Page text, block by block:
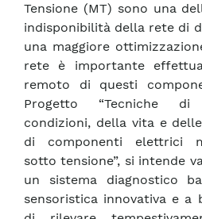
Tensione (MT) sono una
indisponibilità della rete di
una maggiore
rete è importante
remoto di questi
Progetto “Tecniche di
condizioni, della vita e
di componenti elettrici
sotto tensione”, si intende
un sistema diagnostico
sensoristica innovativa e a